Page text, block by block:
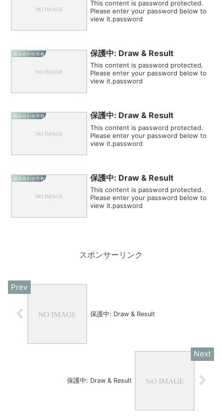
This content is password protected.
Please enter your password below to
view it.password
組み合わせ共有 保護中: Draw & Result
This content is password protected.
Please enter your password below to
view it.password
組み合わせ共有 保護中: Draw & Result
This content is password protected.
Please enter your password below to
view it.password
組み合わせ共有 保護中: Draw & Result
This content is password protected.
Please enter your password below to
view it.password
スポンサーリンク
保護中: Draw & Result
保護中: Draw & Result